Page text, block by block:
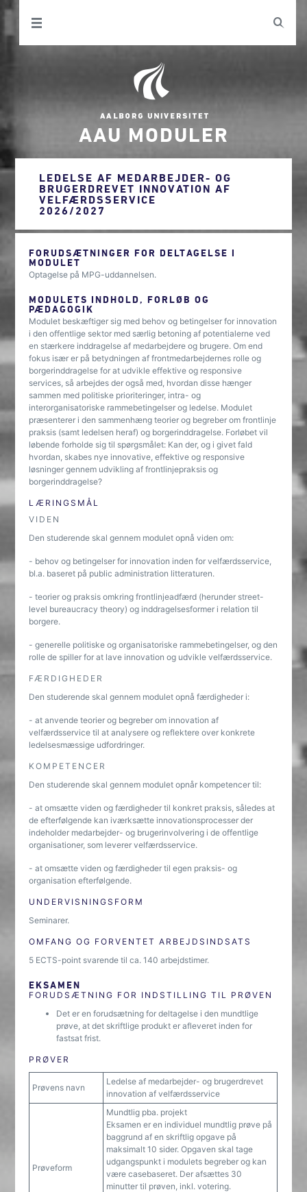
AAU MODULER
LEDELSE AF MEDARBEJDER- OG
BRUGERDREVET INNOVATION AF
VELFÆRDSSERVICE
2026/2027
FORUDSÆTNINGER FOR DELTAGELSE I
MODULET
Optagelse på MPG-uddannelsen.
MODULETS INDHOLD, FORLØB OG
PÆDAGOGIK
Modulet beskæftiger sig med behov og betingelser for innovation
i den offentlige sektor med særlig betoning af potentialerne ved
en stærkere inddragelse af medarbejdere og brugere. Om end
fokus især er på betydningen af frontmedarbejdernes rolle og
borgerinddragelse for at udvikle effektive og responsive
services, så arbejdes der også med, hvordan disse hænger
sammen med politiske prioriteringer, intra- og
interorganisatoriske rammebetingelser og ledelse. Modulet
præsenterer i den sammenhæng teorier og begreber om frontlinje
praksis (samt ledelsen heraf) og borgerinddragelse. Forløbet vil
løbende forholde sig til spørgsmålet: Kan der, og i givet fald
hvordan, skabes nye innovative, effektive og responsive
løsninger gennem udvikling af frontlinjepraksis og
borgerinddragelse?
LÆRINGSMÅL
VIDEN
Den studerende skal gennem modulet opnå viden om:
- behov og betingelser for innovation inden for velfærdsservice,
bl.a. baseret på public administration litteraturen.
- teorier og praksis omkring frontlinjeadfærd (herunder street-
level bureaucracy theory) og inddragelsesformer i relation til
borgere.
- generelle politiske og organisatoriske rammebetingelser, og den
rolle de spiller for at lave innovation og udvikle velfærdsservice.
FÆRDIGHEDER
Den studerende skal gennem modulet opnå færdigheder i:
- at anvende teorier og begreber om innovation af
velfærdsservice til at analysere og reflektere over konkrete
ledelsesmæssige udfordringer.
KOMPETENCER
Den studerende skal gennem modulet opnår kompetencer til:
- at omsætte viden og færdigheder til konkret praksis, således at
de efterfølgende kan iværksætte innovationsprocesser der
indeholder medarbejder- og brugerinvolvering i de offentlige
organisationer, som leverer velfærdsservice.
- at omsætte viden og færdigheder til egen praksis- og
organisation efterfølgende.
UNDERVISNINGSFORM
Seminarer.
OMFANG OG FORVENTET ARBEJDSINDSATS
5 ECTS-point svarende til ca. 140 arbejdstimer.
EKSAMEN
FORUDSÆTNING FOR INDSTILLING TIL PRØVEN
Det er en forudsætning for deltagelse i den mundtlige
prøve, at det skriftlige produkt er afleveret inden for
fastsat frist.
PRØVER
Prøvens navn
Ledelse af medarbejder- og brugerdrevet
innovation af velfærdsservice
Prøveform
Mundtlig pba. projekt
Eksamen er en individuel mundtlig prøve på
baggrund af en skriftlig opgave på
maksimalt 10 sider. Opgaven skal tage
udgangspunkt i modulets begreber og kan
være casebaseret. Der afsættes 30
minutter til prøven, inkl. votering.